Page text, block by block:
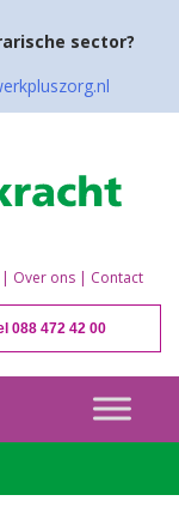
sector?
| Over ons | Contact
088 472 42 00